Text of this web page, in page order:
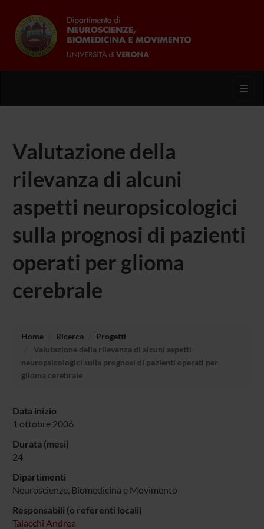
Valutazione della
rilevanza di alcuni
aspetti neuropsicologici
sulla prognosi di pazienti
operati per glioma
cerebrale
Home Ricerca
Progetti
Valutazione della rilevanza di alcuni aspetti
neuropsicologici sulla prognosi di pazienti operati per
glioma cerebrale
Data inizio
1 ottobre 2006
Durata (mesi)
24
Dipartimenti
Neuroscienze, Biomedicina e Movimento
Responsabili (o referenti locali)
Talacchi Andrea